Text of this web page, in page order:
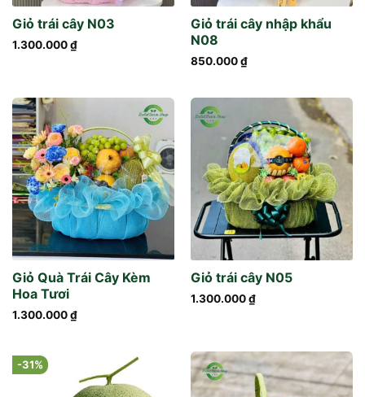
Giỏ trái cây N03
1.300.000₫
Giỏ trái cây nhập khẩu
N08
850.000₫
Giỏ Quà Trái Cây Kèm
Hoa Tươi
1.300.000₫
Giỏ trái cây N05
1.300.000₫
-31%